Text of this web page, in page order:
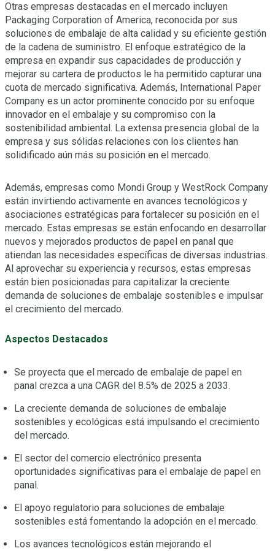
Otras empresas destacadas en el mercado incluyen
Packaging Corporation of America, reconocida por sus
soluciones de embalaje de alta calidad y su eficiente gestión
de la cadena de suministro. El enfoque estratégico de la
empresa en expandir sus capacidades de producción y
mejorar su cartera de productos le ha permitido capturar una
cuota de mercado significativa. Además, International Paper
Company es un actor prominente conocido por su enfoque
innovador en el embalaje y su compromiso con la
sostenibilidad ambiental. La extensa presencia global de la
empresa y sus sólidas relaciones con los clientes han
solidificado aún más su posición en el mercado.
Además, empresas como Mondi Group y WestRock Company
están invirtiendo activamente en avances tecnológicos y
asociaciones estratégicas para fortalecer su posición en el
mercado. Estas empresas se están enfocando en desarrollar
nuevos y mejorados productos de papel en panal que
atiendan las necesidades específicas de diversas industrias.
Al aprovechar su experiencia y recursos, estas empresas
están bien posicionadas para capitalizar la creciente
demanda de soluciones de embalaje sostenibles e impulsar
el crecimiento del mercado.
Aspectos Destacados
Se proyecta que el mercado de embalaje de papel en
panal crezca a una CAGR del 8.5% de 2025 a 2033.
La creciente demanda de soluciones de embalaje
sostenibles y ecológicas está impulsando el crecimiento
del mercado.
El sector del comercio electrónico presenta
oportunidades significativas para el embalaje de papel en
panal.
El apoyo regulatorio para soluciones de embalaje
sostenibles está fomentando la adopción en el mercado.
Los avances tecnológicos están mejorando el